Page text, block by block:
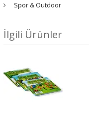
Spor & Outdoor
İlgili Ürünler